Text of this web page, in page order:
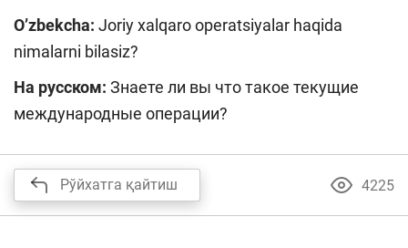
O’zbekcha: Joriy xalqaro operatsiyalar haqida
nimalarni bilasiz?
На русском: Знаете ли вы что такое текущие
международные операции?
Рўйхатга қайтиш 4225